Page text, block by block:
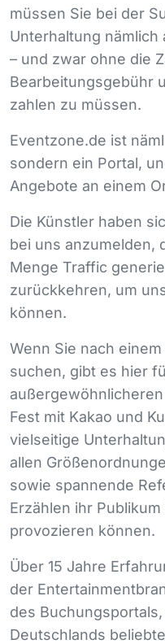
müssen Sie bei der
Unterhaltung
– und zwar ohne die
Bearbeitungsgebühr
zahlen zu müssen.
Eventzone.de ist
sondern ein Portal,
Angebote an einem
Die Künstler haben
bei uns anzumelden,
Menge Traffic
zurückkehren, um
können.
Wenn Sie nach
suchen, gibt es hier
Fest mit Kakao und
vielseitige
allen
sowie spannende
Erzählen ihr
provozieren können.
Über 15 Jahre
der
des
Deutschlands